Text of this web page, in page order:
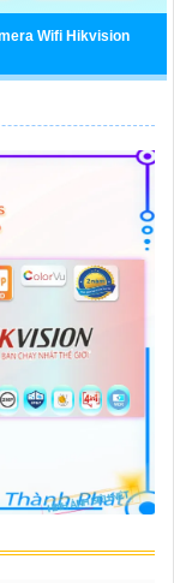
Wifi Hikvision